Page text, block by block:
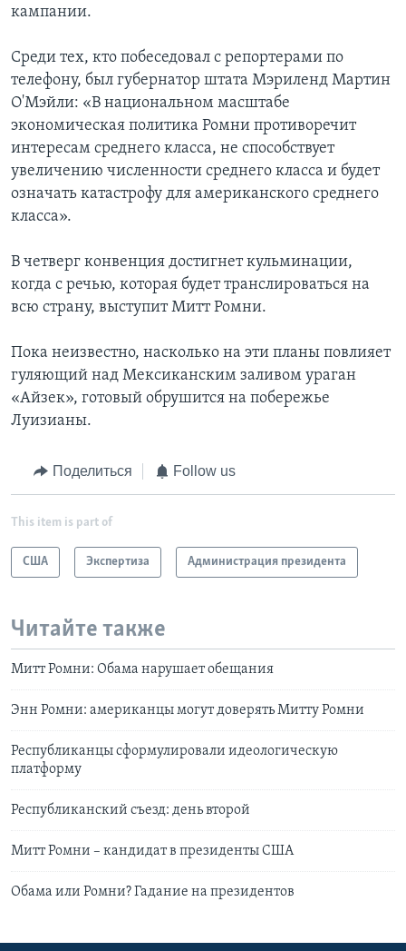
кампании.
Среди тех, кто побеседовал с репортерами по
телефону, был губернатор штата Мэриленд Мартин
О'Мэйли: «В национальном масштабе
экономическая политика Ромни противоречит
интересам среднего класса, не способствует
увеличению численности среднего класса и будет
означать катастрофу для американского среднего
класса».
В четверг конвенция достигнет кульминации,
когда с речью, которая будет транслироваться на
всю страну, выступит Митт Ромни.
Пока неизвестно, насколько на эти планы повлияет
гуляющий над Мексиканским заливом ураган
«Айзек», готовый обрушится на побережье
Луизианы.
Поделиться Follow us
This item is part of
США Экспертиза Администрация президента
Читайте также
Митт Ромни: Обама нарушает обещания
Энн Ромни: американцы могут доверять Митту Ромни
Республиканцы сформулировали идеологическую
платформу
Республиканский съезд: день второй
Митт Ромни – кандидат в президенты США
Обама или Ромни? Гадание на президентов